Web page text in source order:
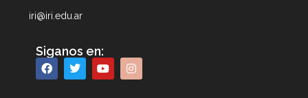
iri@iri.edu.ar
Siganos en: